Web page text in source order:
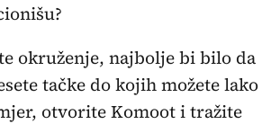
okruženje, najbolje bi bilo da
tačke do kojih možete lako
otvorite Komoot i tražite